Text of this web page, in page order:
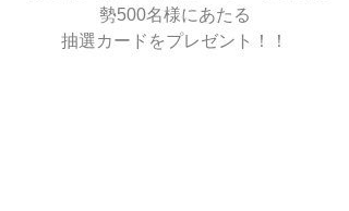
勢500名様にあたる
抽選カードをプレゼント！！